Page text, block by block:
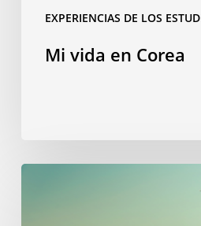
EXPERIENCIAS DE LOS
Mi vida en Corea